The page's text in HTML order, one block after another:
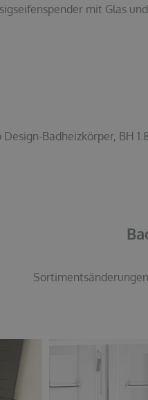
mit Glas
Design-Badheizkörper, BH